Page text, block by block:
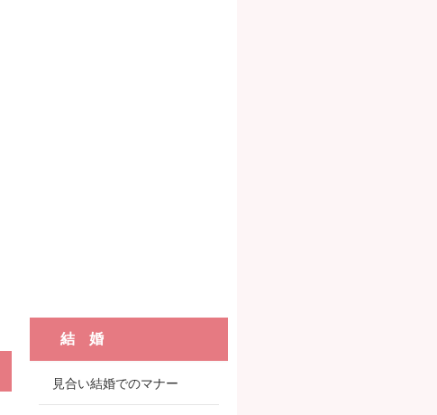
結 婚
見合い結婚でのマナー